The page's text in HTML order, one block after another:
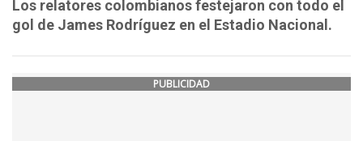
Los relatores colombianos festejaron con todo el
gol de James Rodríguez en el Estadio Nacional.
PUBLICIDAD